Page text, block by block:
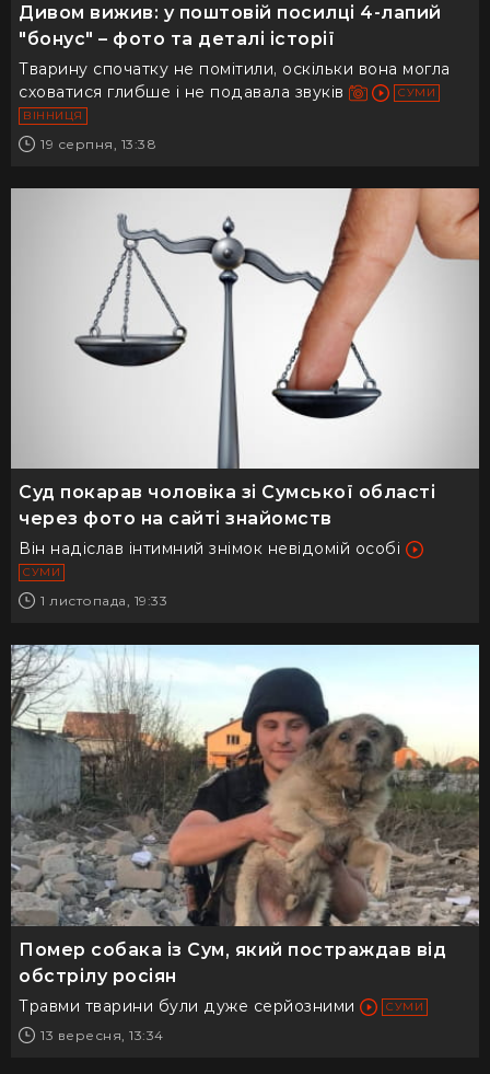
Дивом вижив: у поштовій посилці 4-лапий
"бонус" – фото та деталі історії
Тварину спочатку не помітили, оскільки вона могла
сховатися глибше і не подавала звуків
СУМИ
ВІННИЦЯ
19 серпня, 13:38
Суд покарав чоловіка зі Сумської області
через фото на сайті знайомств
Він надіслав інтимний знімок невідомій особі
СУМИ
1 листопада, 19:33
Помер собака із Сум, який постраждав від
обстрілу росіян
Травми тварини були дуже серйозними СУМИ
13 вересня, 13:34